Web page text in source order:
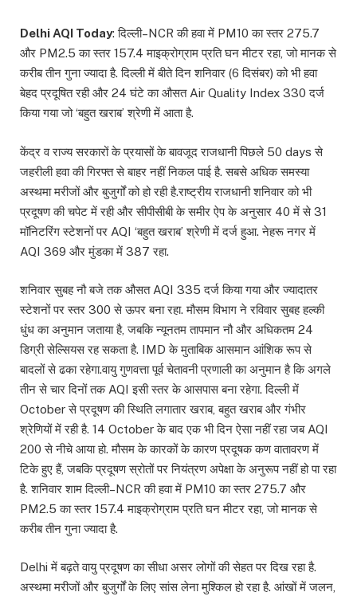
Delhi AQI Today: दिल्ली–NCR की हवा में PM10 का स्तर 275.7
और PM2.5 का स्तर 157.4 माइक्रोग्राम प्रति घन मीटर रहा, जो मानक से
करीब तीन गुना ज्यादा है. दिल्ली में बीते दिन शनिवार (6 दिसंबर) को भी हवा
बेहद प्रदूषित रही और 24 घंटे का औसत Air Quality Index 330 दर्ज
किया गया जो ‘बहुत खराब’ श्रेणी में आता है.
केंद्र व राज्य सरकारों के प्रयासों के बावजूद राजधानी पिछले 50 days से
जहरीली हवा की गिरफ्त से बाहर नहीं निकल पाई है. सबसे अधिक समस्या
अस्थमा मरीजों और बुजुर्गों को हो रही है.राष्ट्रीय राजधानी शनिवार को भी
प्रदूषण की चपेट में रही और सीपीसीबी के समीर ऐप के अनुसार 40 में से 31
मॉनिटरिंग स्टेशनों पर AQI ‘बहुत खराब’ श्रेणी में दर्ज हुआ. नेहरू नगर में
AQI 369 और मुंडका में 387 रहा.
शनिवार सुबह नौ बजे तक औसत AQI 335 दर्ज किया गया और ज्यादातर
स्टेशनों पर स्तर 300 से ऊपर बना रहा. मौसम विभाग ने रविवार सुबह हल्की
धुंध का अनुमान जताया है, जबकि न्यूनतम तापमान नौ और अधिकतम 24
डिग्री सेल्सियस रह सकता है. IMD के मुताबिक आसमान आंशिक रूप से
बादलों से ढका रहेगा.वायु गुणवत्ता पूर्व चेतावनी प्रणाली का अनुमान है कि अगले
तीन से चार दिनों तक AQI इसी स्तर के आसपास बना रहेगा. दिल्ली में
October से प्रदूषण की स्थिति लगातार खराब, बहुत खराब और गंभीर
श्रेणियों में रही है. 14 October के बाद एक भी दिन ऐसा नहीं रहा जब AQI
200 से नीचे आया हो. मौसम के कारकों के कारण प्रदूषक कण वातावरण में
टिके हुए हैं, जबकि प्रदूषण स्रोतों पर नियंत्रण अपेक्षा के अनुरूप नहीं हो पा रहा
है. शनिवार शाम दिल्ली–NCR की हवा में PM10 का स्तर 275.7 और
PM2.5 का स्तर 157.4 माइक्रोग्राम प्रति घन मीटर रहा, जो मानक से
करीब तीन गुना ज्यादा है.
Delhi में बढ़ते वायु प्रदूषण का सीधा असर लोगों की सेहत पर दिख रहा है.
अस्थमा मरीजों और बुजुर्गों के लिए सांस लेना मुश्किल हो रहा है. आंखों में जलन,